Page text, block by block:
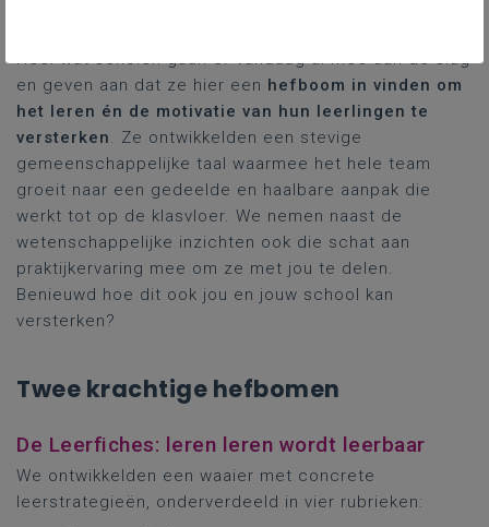
Heel wat scholen gaan er vandaag al mee aan de slag
en geven aan dat ze hier een hefboom in vinden om
het leren én de motivatie van hun leerlingen te
versterken. Ze ontwikkelden een stevige
gemeenschappelijke taal waarmee het hele team
groeit naar een gedeelde en haalbare aanpak die
werkt tot op de klasvloer. We nemen naast de
wetenschappelijke inzichten ook die schat aan
praktijkervaring mee om ze met jou te delen.
Benieuwd hoe dit ook jou en jouw school kan
versterken?
Twee krachtige hefbomen
De Leerfiches: leren leren wordt leerbaar
We ontwikkelden een waaier met concrete
leerstrategieën, onderverdeeld in vier rubrieken: